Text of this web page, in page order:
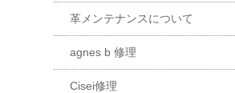
革メンテナンスについて
agnes b 修理
Cisei修理